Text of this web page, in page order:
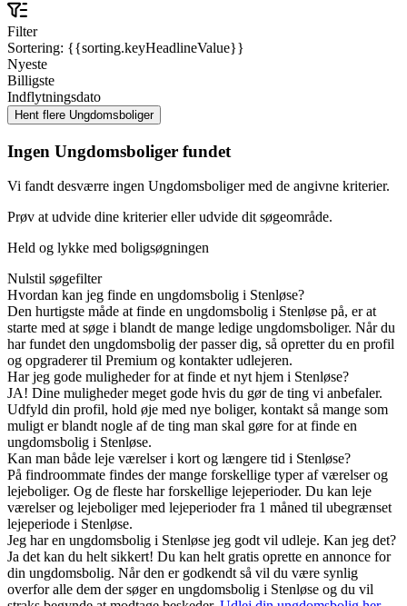
Filter
Sortering: {{sorting.keyHeadlineValue}}
Nyeste
Billigste
Indflytningsdato
Ingen Ungdomsboliger fundet
Vi fandt desværre ingen Ungdomsboliger med de angivne kriterier.
Prøv at udvide dine kriterier eller udvide dit søgeområde.
Held og lykke med boligsøgningen
Nulstil søgefilter
Hvordan kan jeg finde en ungdomsbolig i Stenløse?
Den hurtigste måde at finde en ungdomsbolig i Stenløse på, er at
starte med at søge i blandt de mange ledige ungdomsboliger. Når du
har fundet den ungdomsbolig der passer dig, så opretter du en profil
og opgraderer til Premium og kontakter udlejeren.
Har jeg gode muligheder for at finde et nyt hjem i Stenløse?
JA! Dine muligheder meget gode hvis du gør de ting vi anbefaler.
Udfyld din profil, hold øje med nye boliger, kontakt så mange som
muligt er blandt nogle af de ting man skal gøre for at finde en
ungdomsbolig i Stenløse.
Kan man både leje værelser i kort og længere tid i Stenløse?
På findroommate findes der mange forskellige typer af værelser og
lejeboliger. Og de fleste har forskellige lejeperioder. Du kan leje
værelser og lejeboliger med lejeperioder fra 1 måned til ubegrænset
lejeperiode i Stenløse.
Jeg har en ungdomsbolig i Stenløse jeg godt vil udleje. Kan jeg det?
Ja det kan du helt sikkert! Du kan helt gratis oprette en annonce for
din ungdomsbolig. Når den er godkendt så vil du være synlig
overfor alle dem der søger en ungdomsbolig i Stenløse og du vil